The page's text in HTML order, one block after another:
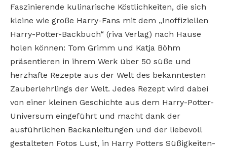
Faszinierende kulinarische Köstlichkeiten, die sich
kleine wie große Harry-Fans mit dem „Inoffiziellen
Harry-Potter-Backbuch“ (riva Verlag) nach Hause
holen können: Tom Grimm und Katja Böhm
präsentieren in ihrem Werk über 50 süße und
herzhafte Rezepte aus der Welt des bekanntesten
Zauberlehrlings der Welt. Jedes Rezept wird dabei
von einer kleinen Geschichte aus dem Harry-Potter-
Universum eingeführt und macht dank der
ausführlichen Backanleitungen und der liebevoll
gestalteten Fotos Lust, in Harry Potters Süßigkeiten-